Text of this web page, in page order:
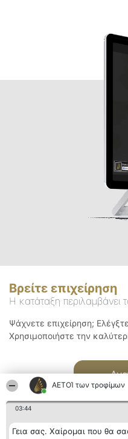
ΑΕΤΟΊ των τροφίμων
03:44
Γεια σας. Χαίρομαι που θα
Βρείτε επιχείρηση
Η κατάταξη περιλαμβάνει
Ψάχνετε επιχείρηση;
Χρησιμοποιήστε την